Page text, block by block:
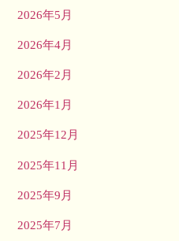
2026年5月
2026年4月
2026年2月
2026年1月
2025年12月
2025年11月
2025年9月
2025年7月